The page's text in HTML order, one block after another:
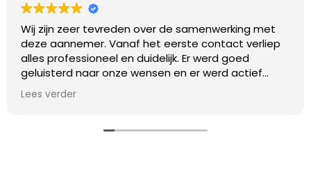
Wij zijn zeer tevreden over de samenwerking met
deze aannemer. Vanaf het eerste contact verliep
alles professioneel en duidelijk. Er werd goed
geluisterd naar onze wensen en er werd actief
meegedacht over praktische oplossingen.
detail uitgevoerd. Daarnaast werd de planning
Lees verder